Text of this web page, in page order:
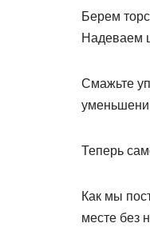
Берем
Надеваем
Смажьте
Теперь
Как мы
месте без